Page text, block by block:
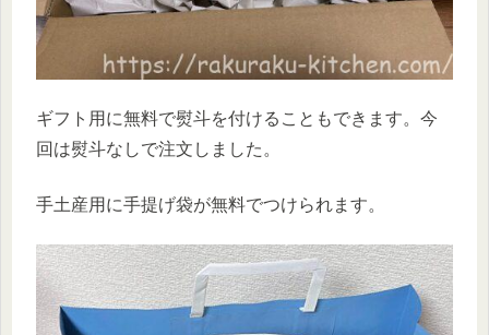
ギフト用に無料で熨斗を付けることもできます。今
回は熨斗なしで注文しました。
手土産用に手提げ袋が無料でつけられます。